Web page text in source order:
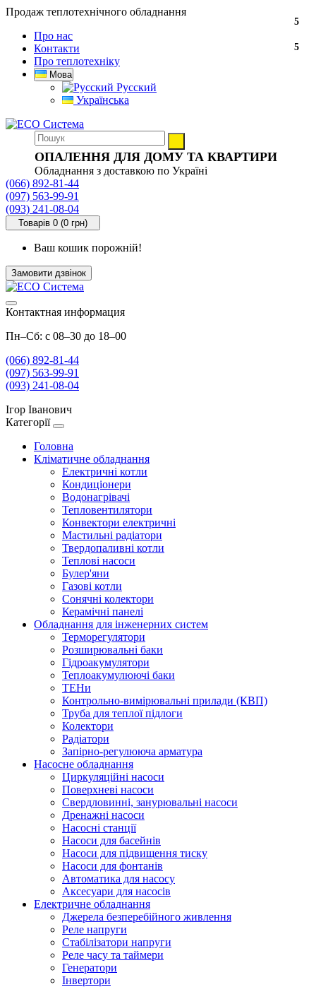
Продаж теплотехнічного обладнання
Про нас
Контакти
Про теплотехніку
Мова
Русский
Українська
ОПАЛЕННЯ ДЛЯ ДОМУ ТА КВАРТИРИ
Обладнання з доставкою по Україні
(066) 892-81-44
(097) 563-99-91
(093) 241-08-04
Товарів 0 (0 грн)
Ваш кошик порожній!
Замовити дзвінок
Контактная информация
Пн–Сб: с 08–30 до 18–00
(066) 892-81-44
(097) 563-99-91
(093) 241-08-04
Ігор Іванович
Категорії
Головна
Кліматичне обладнання
Електричні котли
Кондиціонери
Водонагрівачі
Тепловентилятори
Конвектори електричні
Мастильні радіатори
Твердопаливні котли
Теплові насоси
Булер'яни
Газові котли
Сонячні колектори
Керамічні панелі
Обладнання для інженерних систем
Терморегулятори
Розширювальні баки
Гідроакумулятори
Теплоакумулюючі баки
ТЕНи
Контрольно-вимірювальні прилади (КВП)
Труба для теплої підлоги
Колектори
Радіатори
Запірно-регулююча арматура
Насосне обладнання
Циркуляційні насоси
Поверхневі насоси
Свердловинні, занурювальні насоси
Дренажні насоси
Насосні станції
Насоси для басейнів
Насоси для підвищення тиску
Насоси для фонтанів
Автоматика для насосу
Аксесуари для насосів
Електричне обладнання
Джерела безперебійного живлення
Реле напруги
Стабілізатори напруги
Реле часу та таймери
Генератори
Інвертори
5
5